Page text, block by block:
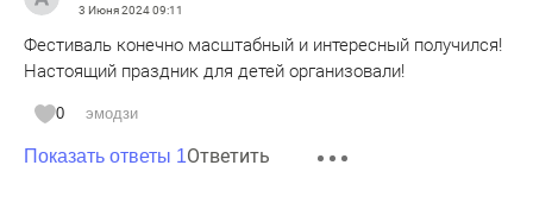
3 Июня 202409:11
Фестиваль конечно масштабный и интересный получился!
Настоящий праздник для детей организовали!
0 эмодзи
Показать ответы 1Ответить